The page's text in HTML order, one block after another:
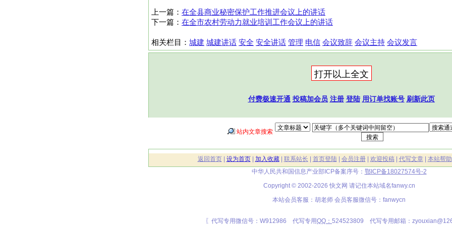
上一篇： 在全县商业秘密保护工作推进会议上的讲话
下一篇： 在全市农村劳动力就业培训工作会议上的讲话
相关栏目： 城建 城建讲话 安全 安全讲话 管理 电信 会议致辞 会议主持 会议发言
付费极速开通 投稿加会员 注册 登陆 用订单找账号 刷新此页
站内文章搜索
返回首页| 设为首页| 加入收藏| 联系站长 首页登陆| 会员注册| 欢迎投稿 代写文章| 本站帮助
中华人民共和国信息产业部ICP备案序号： 鄂ICP备18027574号-2
Copyright © 2002-2026 快文网 请记住本站域名fanwy.cn
本站会员客服：胡老师 会员客服微信号：fanwycn
〖代写专用微信号：W912986 代写专用QQ： 524523809 代写专用邮箱：